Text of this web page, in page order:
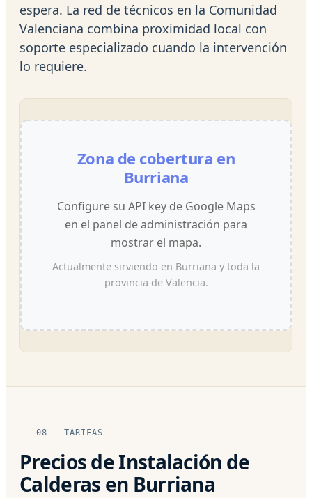
espera. La red de técnicos en la Comunidad
Valenciana combina proximidad local con
soporte especializado cuando la intervención
lo requiere.
Zona de cobertura en
Burriana
Configure su API key de Google Maps
en el panel de administración para
mostrar el mapa.
Actualmente sirviendo en Burriana y toda la
provincia de Valencia.
08 — TARIFAS
Precios de Instalación de
Calderas en Burriana